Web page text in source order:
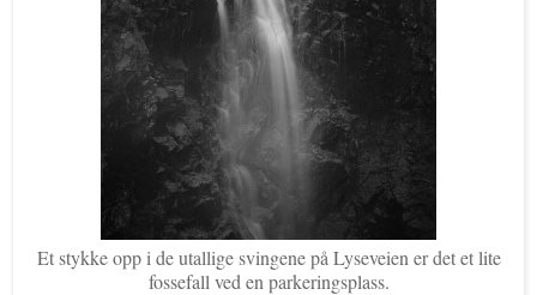
Et stykke opp i de utallige svingene på Lyseveien er det et lite
fossefall ved en parkeringsplass.